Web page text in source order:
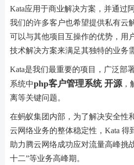
Kata应用于商业解决方案，并通过
我们的许多客户也希望提供私有云
可以与其他项目互操作的优势，用
技术解决方案来满足其独特的业务
Kata是我们最重要的项目，广泛部
系统中php客户管理系统 开源
离等关键问题。
在蚂蚁集团内部，为了解决安全性
云网络业务的整体稳定性，Kata 得
助力腾云网络成功应对流量高峰挑
十二”等业务高峰期。